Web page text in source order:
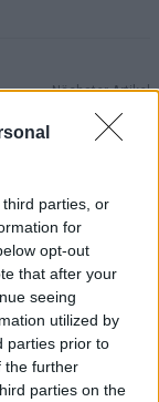
parties, or
for
opt-out
that after your
seeing
utilized by
parties prior to
the further
parties on the
Nächster Artikel
6 könnte eines der
der
für den Mega-Launch
Fehler behoben